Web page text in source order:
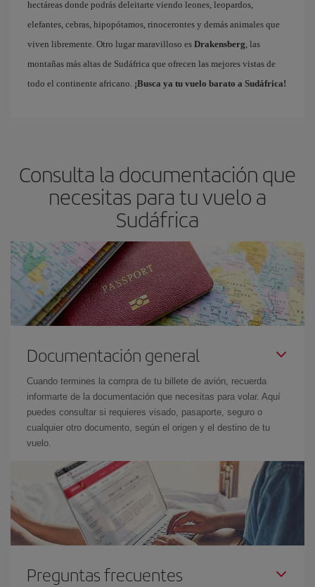
hectáreas donde podrás deleitarte viendo leones, leopardos,
elefantes, cebras, hipopótamos, rinocerontes y demás animales que
viven libremente. Otro lugar maravilloso es Drakensberg , las
montañas más altas de Sudáfrica que ofrecen las mejores vistas de
todo el continente africano. ¡Busca ya tu vuelo barato a Sudáfrica!
Consulta la documentación que
necesitas para tu vuelo a
Sudáfrica
Documentación general
Cuando termines la compra de tu billete de avión, recuerda
informarte de la documentación que necesitas para volar. Aquí
puedes consultar si requieres visado, pasaporte, seguro o
cualquier otro documento, según el origen y el destino de tu
vuelo.
Preguntas frecuentes